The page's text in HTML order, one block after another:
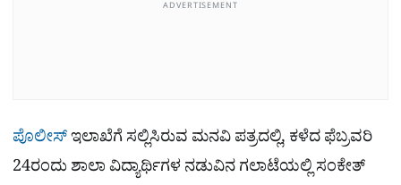
ADVERTISEMENT
ಪೊಲೀಸ್ಇಲಾಖೆಗೆ ಸಲ್ಲಿಸಿರುವ ಮನವಿ ಪತ್ರದಲ್ಲಿ, ಕಳೆದ ಫೆಬ್ರವರಿ
24ರಂದು ಶಾಲಾ ವಿದ್ಯಾರ್ಥಿಗಳ ನಡುವಿನ ಗಲಾಟೆಯಲ್ಲಿ ಸಂಕೇತ್